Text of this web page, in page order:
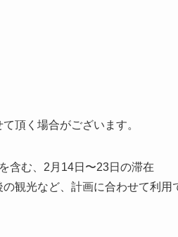
頂く場合がございます。
含む、2月14日〜23日の滞在
観光など、計画に合わせて利用